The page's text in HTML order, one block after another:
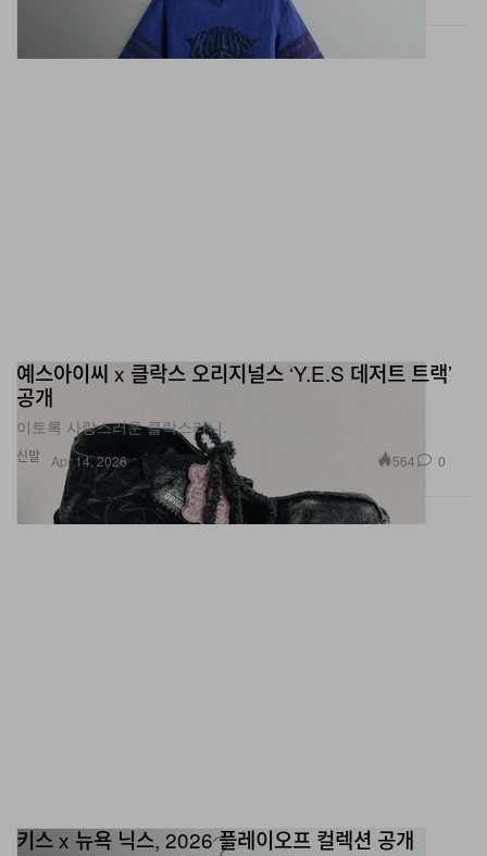
신발
예스아이씨 x 클락스 오리지널스 ‘Y.E.S 데저트 트랙’
공개
이토록 사랑스러운 클락스라니.
Apr 14, 2026 564 0
키스 x 뉴욕 닉스, 2026 플레이오프 컬렉션 공개